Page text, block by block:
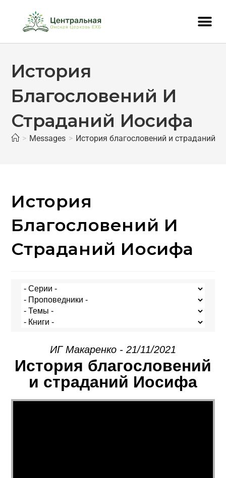
История
Благословений И
Страданий Иосифа
> Messages > История благословений и страданий
История
Благословений И
Страданий Иосифа
ИГ Макаренко - 21/11/2021
История благословений
и страданий Иосифа
Видеоплеер